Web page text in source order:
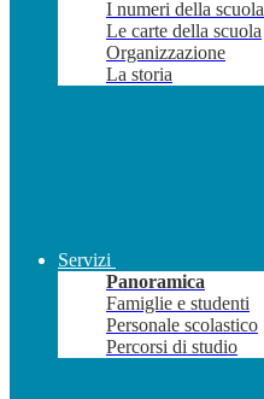
I numeri della scuola
Le carte della scuola
Organizzazione
La storia
Servizi
Panoramica
Famiglie e studenti
Personale scolastico
Percorsi di studio